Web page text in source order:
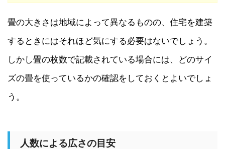
畳の大きさは地域によって異なるものの、住宅を建築
するときにはそれほど気にする必要はないでしょう。
しかし畳の枚数で記載されている場合には、どのサイ
ズの畳を使っているかの確認をしておくとよいでしょ
う。
人数による広さの目安